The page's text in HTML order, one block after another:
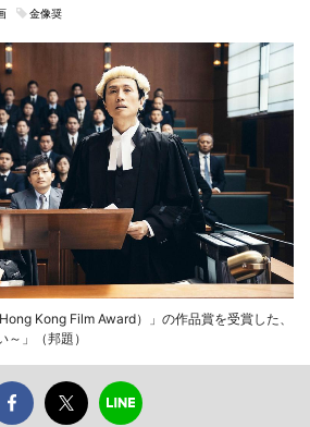
金像奨
Kong Film Award）」の作品賞を受賞した、
～」（邦題）